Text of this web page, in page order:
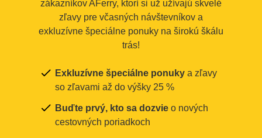
zákazníkov AFerry, ktorí si už užívajú skvelé
zľavy pre včasných návštevníkov a
exkluzívne špeciálne ponuky na širokú škálu
trás!
Exkluzívne špeciálne ponuky a zľavy
so zľavami až do výšky 25 %
Buďte prvý, kto sa dozvie o nových
cestovných poriadkoch